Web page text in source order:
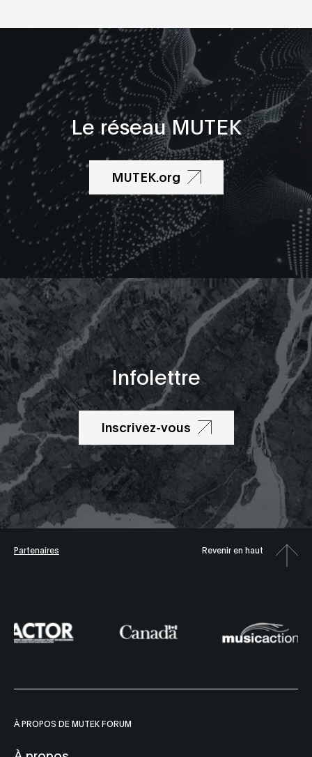
Le réseau MUTEK
MUTEK.org
Infolettre
Inscrivez-vous
Partenaires Revenir en haut
À PROPOS DE MUTEK FORUM